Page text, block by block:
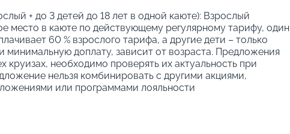
+ до 3 детей до 18 лет в одной каюте): Взрослый
место в каюте по действующему регулярному тарифу, один
60 % взрослого тарифа, а другие дети – только
минимальную доплату, зависит от возраста. Предложения
круизах, необходимо проверять их актуальность при
нельзя комбинировать с другими акциями,
или программами лояльности